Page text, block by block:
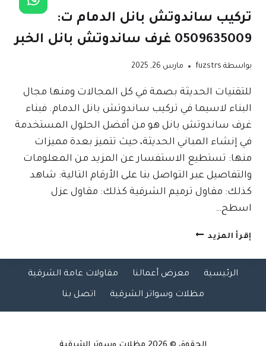
تركيب ساندوتش بانل الدمام ت:
0509635009 غرف ساندوتش بانل الخبر
بواسطة fuzstrs مارس 26, 2025
للتقنيات الحديثة بصمة في كل المجالات ومنها مجال
البناء لاسيما في تركيب ساندوتش بانل الدمام. فبناء
غرف ساندوتش بانل هو من أفضل الحلول المستخدمة
في إنشاء المباني الحديثة، حيث تتميز بعدة مميزات
منها: تستطيع الاستفسار عن المزيد من المعلومات
والتفاصيل عبر التواصل بنا على الأرقام التالية: شاهد
كذلك: مقاول ترميم الشرقية كذلك: مقاول عزل
اسطح…
إقرأ المزيد تركيب
بانل
الدمام
بانل
الرئيسية معرض أعمالنا مقاولات عامة الشرقية
مظلات وسواتر الشرقية اتصل بنا